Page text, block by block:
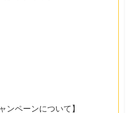
ンペーンについて】